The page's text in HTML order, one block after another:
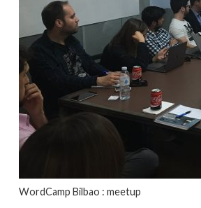
WordCamp Bilbao : meetup